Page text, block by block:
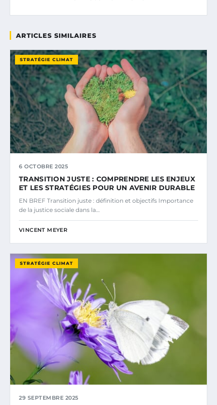
ARTICLES SIMILAIRES
STRATÉGIE CLIMAT
6 OCTOBRE 2025
TRANSITION JUSTE : COMPRENDRE LES ENJEUX
ET LES STRATÉGIES POUR UN AVENIR DURABLE
EN BREF Transition juste : définition et objectifs Importance
de la justice sociale dans la…
VINCENT MEYER
STRATÉGIE CLIMAT
29 SEPTEMBRE 2025